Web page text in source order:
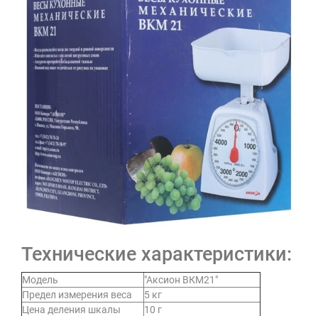
Технические характеристики:
Модель
"Аксион ВКМ21"
Предел измерения веса
5 кг
Цена деления шкалы
10 г